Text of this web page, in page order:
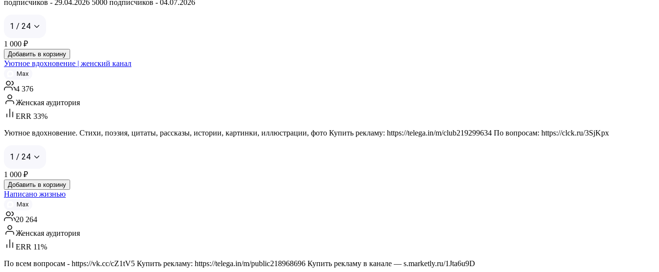
подписчиков - 29.04.2026 5000 подписчиков - 04.07.2026
1 / 24
1 000 ₽
Добавить в корзину
Уютное вдохновение | женский канал
Max
4 376
Женская аудитория
ERR 33%
Уютное вдохновение. Стихи, поэзия, цитаты, рассказы, истории, картинки, иллюстрации, фото Купить рекламу: https://telega.in/m/club219299634 По вопросам: https://clck.ru/3SjKpx
1 / 24
1 000 ₽
Добавить в корзину
Написано жизнью
Max
20 264
Женская аудитория
ERR 11%
По всем вопросам - https://vk.cc/cZ1tV5 Купить рекламу: https://telega.in/m/public218968696 Купить рекламу в канале — s.marketly.ru/1Jta6u9D